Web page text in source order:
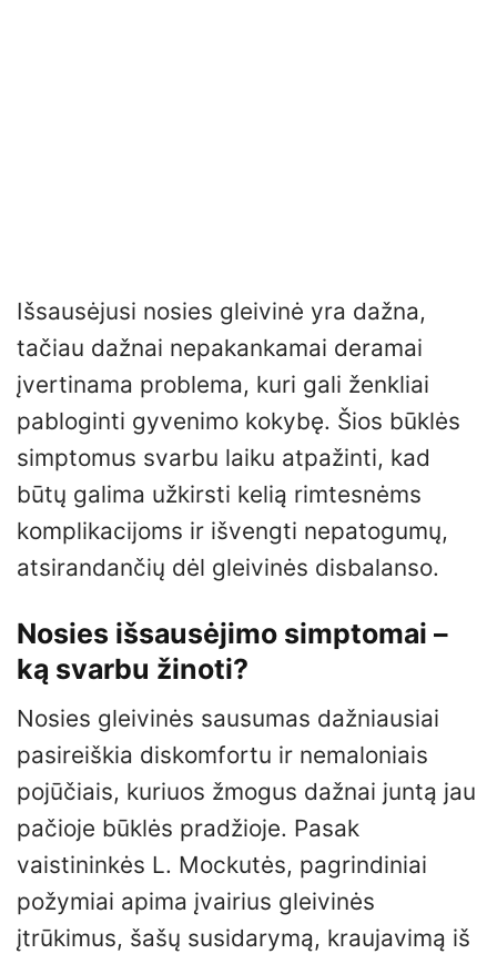
Išsausėjusi nosies gleivinė yra dažna,
tačiau dažnai nepakankamai deramai
įvertinama problema, kuri gali ženkliai
pabloginti gyvenimo kokybę. Šios būklės
simptomus svarbu laiku atpažinti, kad
būtų galima užkirsti kelią rimtesnėms
komplikacijoms ir išvengti nepatogumų,
atsirandančių dėl gleivinės disbalanso.
Nosies išsausėjimo simptomai –
ką svarbu žinoti?
Nosies gleivinės sausumas dažniausiai
pasireiškia diskomfortu ir nemaloniais
pojūčiais, kuriuos žmogus dažnai juntą jau
pačioje būklės pradžioje. Pasak
vaistininkės L. Mockutės, pagrindiniai
požymiai apima įvairius gleivinės
įtrūkimus, šašų susidarymą, kraujavimą iš